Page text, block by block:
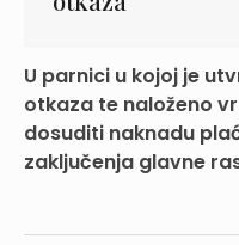
U parnici u kojoj je
otkaza te naloženo
dosuditi naknadu
zaključenja glavne